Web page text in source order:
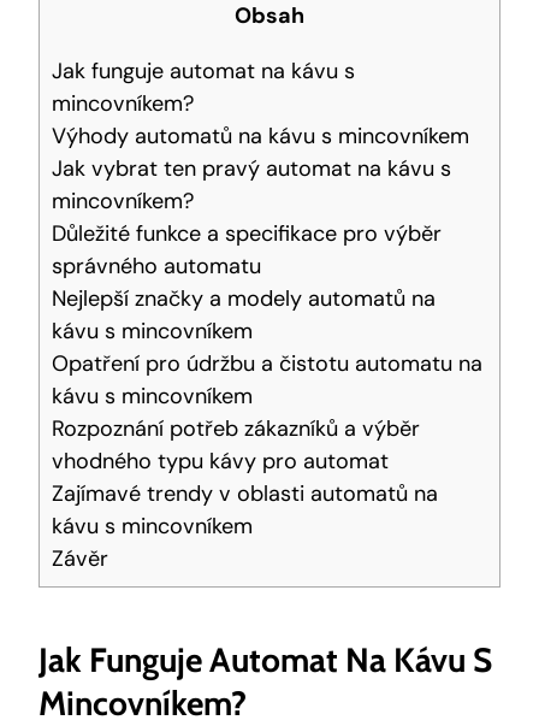
Obsah
Jak funguje automat na kávu s
mincovníkem?
Výhody automatů na kávu s mincovníkem
Jak vybrat ten pravý automat na kávu s
mincovníkem?
Důležité funkce a specifikace pro výběr
správného automatu
Nejlepší značky a modely automatů na
kávu s mincovníkem
Opatření pro údržbu a čistotu automatu na
kávu s mincovníkem
Rozpoznání potřeb zákazníků a výběr
vhodného typu kávy pro automat
Zajímavé trendy v oblasti automatů na
kávu s mincovníkem
Závěr
Jak Funguje Automat Na Kávu S
Mincovníkem?